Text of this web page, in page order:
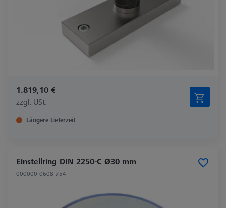
1.819,10 €
zzgl. USt.
Längere Lieferzeit
Einstellring DIN 2250-C Ø30 mm
000000-0608-754